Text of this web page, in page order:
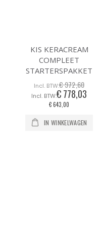
KIS KERACREAM
COMPLEET
STARTERSPAKKET
€ 972,60
Speciale
prijs
€ 778,03
€ 643,00
IN WINKELWAGEN